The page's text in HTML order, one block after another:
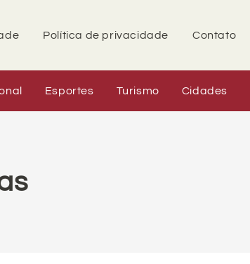
Política de privacidade Contato
Esportes Turismo Cidades